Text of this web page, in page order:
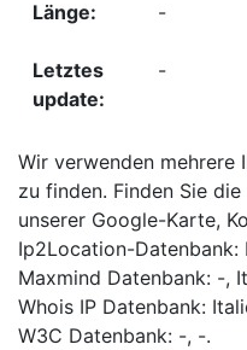
-
-
Wir verwenden mehrere
zu finden. Finden Sie
unserer Google-Karte,
Ip2Location-Datenbank:
Maxmind Datenbank: -,
Whois IP Datenbank:
W3C Datenbank: -, -.